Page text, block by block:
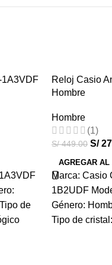
1A3VDF
de
-38%
Reloj Casio
Hombre
Hombre
(1)
S/449.00 S/
AGREGAR AL
Marca: Casio
1B2UDF
Género:
Tipo de